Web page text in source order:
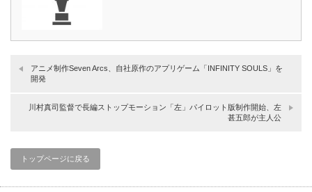
アニメ制作Seven Arcs、自社原作のアプリゲーム「INFINITY SOULS」を
開発
川村真司監督で長編ストップモーション「左」パイロット版制作開始、左
甚五郎が主人公
トップページに戻る